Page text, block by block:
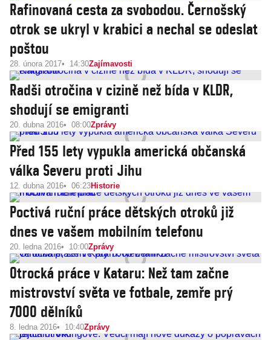
Rafinovaná cesta za svobodou. Černošský
otrok se ukryl v krabici a nechal se odeslat
poštou
28. února 2017 14:30Zajímavosti
Radši otročina v cizině než bída v KLDR,
shodují se emigranti
20. dubna 2016 08:00Zprávy
Před 155 lety vypukla americká občanská
válka Severu proti Jihu
12. dubna 2016 06:23Historie
Poctivá ruční práce dětských otroků již
dnes ve vašem mobilním telefonu
20. ledna 2016 10:00Zprávy
Otrocká práce v Kataru: Než tam začne
mistrovství světa ve fotbale, zemře prý
7000 dělníků
8. ledna 2016 10:40Zprávy